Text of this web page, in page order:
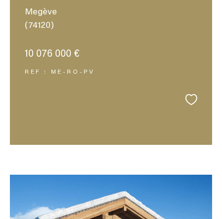
Megève
(74120)
10 076 000 €
REF : ME-RO-PV